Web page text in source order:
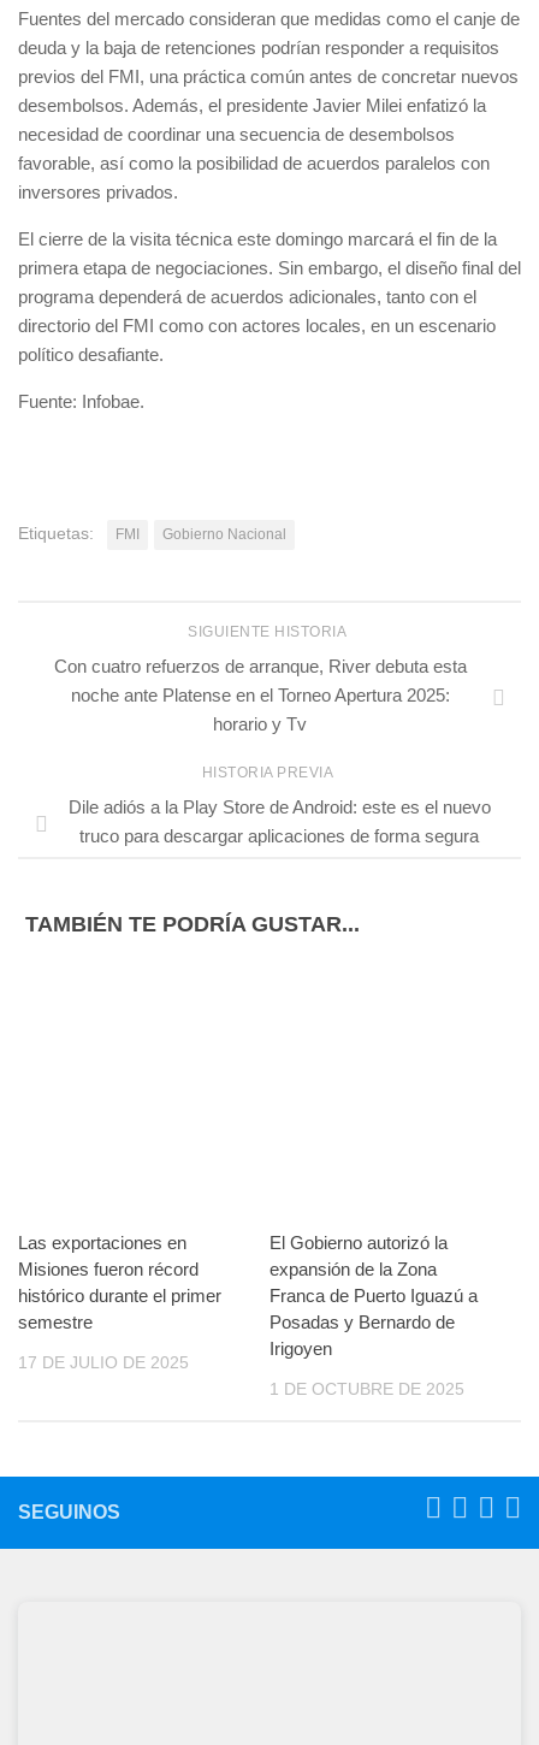
Fuentes del mercado consideran que medidas como el canje de
deuda y la baja de retenciones podrían responder a requisitos
previos del FMI, una práctica común antes de concretar nuevos
desembolsos. Además, el presidente Javier Milei enfatizó la
necesidad de coordinar una secuencia de desembolsos
favorable, así como la posibilidad de acuerdos paralelos con
inversores privados.
El cierre de la visita técnica este domingo marcará el fin de la
primera etapa de negociaciones. Sin embargo, el diseño final del
programa dependerá de acuerdos adicionales, tanto con el
directorio del FMI como con actores locales, en un escenario
político desafiante.
Fuente: Infobae.
Etiquetas: FMI Gobierno Nacional
SIGUIENTE HISTORIA
Con cuatro refuerzos de arranque, River debuta esta
noche ante Platense en el Torneo Apertura 2025:
horario y Tv
HISTORIA PREVIA
Dile adiós a la Play Store de Android: este es el nuevo
truco para descargar aplicaciones de forma segura
TAMBIÉN TE PODRÍA GUSTAR...
Las exportaciones en
Misiones fueron récord
histórico durante el primer
semestre
17 DE JULIO DE 2025
El Gobierno autorizó la
expansión de la Zona
Franca de Puerto Iguazú a
Posadas y Bernardo de
Irigoyen
1 DE OCTUBRE DE 2025
SEGUINOS